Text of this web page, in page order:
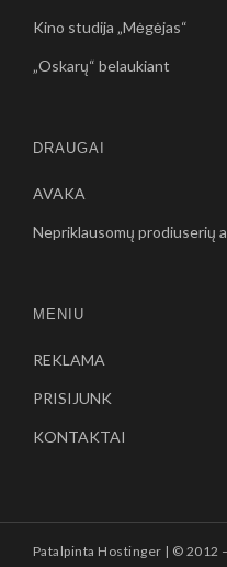
Kino studija „Mėgėjas“
„Oskarų“ belaukiant
DRAUGAI
AVAKA
Nepriklausomų prodiuserių
MENIU
REKLAMA
PRISIJUNK
KONTAKTAI
Patalpinta Hostinger | © 2012